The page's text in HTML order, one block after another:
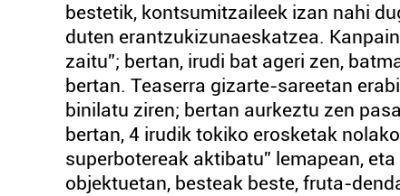
bestetik, kontsumitzaileek izan nahi
duten erantzukizunaeskatzea.
zaitu”; bertan, irudi bat ageri zen,
bertan. Teaserra gizarte-sareetan
binilatu ziren; bertan aurkeztu zen
bertan, 4 irudik tokiko erosketak
superbotereak aktibatu” lemapean,
objektuetan, besteak beste, fruta-